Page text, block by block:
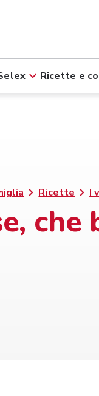
Ricette e
Ricette I
che